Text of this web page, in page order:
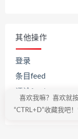
其他操作
登录
条目feed
WordPress.org
喜欢我嘛？喜欢就
“CTRL+D”收藏我吧